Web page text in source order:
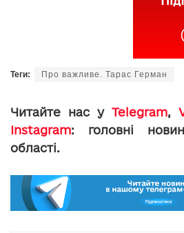
Теги: Про важливе. Тарас Герман
Читайте нас у Telegram,
Instagram: головні
області.